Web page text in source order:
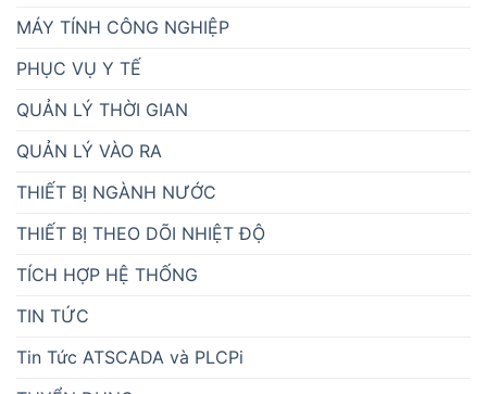
MÁY TÍNH CÔNG NGHIỆP
PHỤC VỤ Y TẾ
QUẢN LÝ THỜI GIAN
QUẢN LÝ VÀO RA
THIẾT BỊ NGÀNH NƯỚC
THIẾT BỊ THEO DÕI NHIỆT ĐỘ
TÍCH HỢP HỆ THỐNG
TIN TỨC
Tin Tức ATSCADA và PLCPi